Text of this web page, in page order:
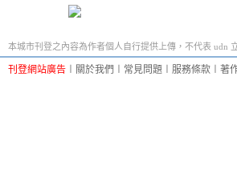
本城市刊登之內容為作者個人自行提供上傳，不代表 udn
刊登網站廣告 關於我們 常見問題 服務條款 著